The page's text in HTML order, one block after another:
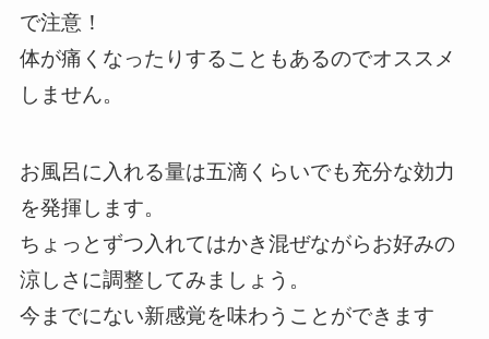
で注意！
体が痛くなったりすることもあるのでオススメ
しません。
お風呂に入れる量は五滴くらいでも充分な効力
を発揮します。
ちょっとずつ入れてはかき混ぜながらお好みの
涼しさに調整してみましょう。
今までにない新感覚を味わうことができます